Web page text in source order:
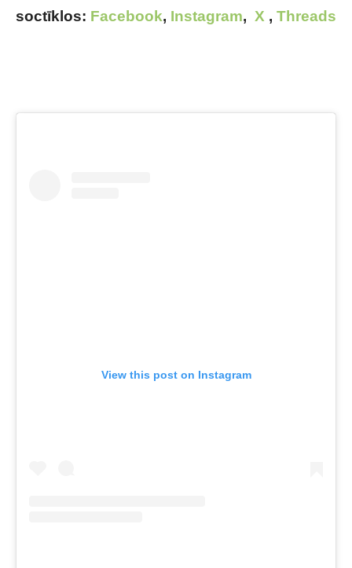
soctīklos: Facebook, Instagram, X , Threads
View this post on Instagram